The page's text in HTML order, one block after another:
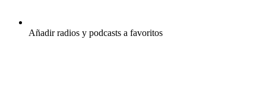
Añadir radios y podcasts a favoritos